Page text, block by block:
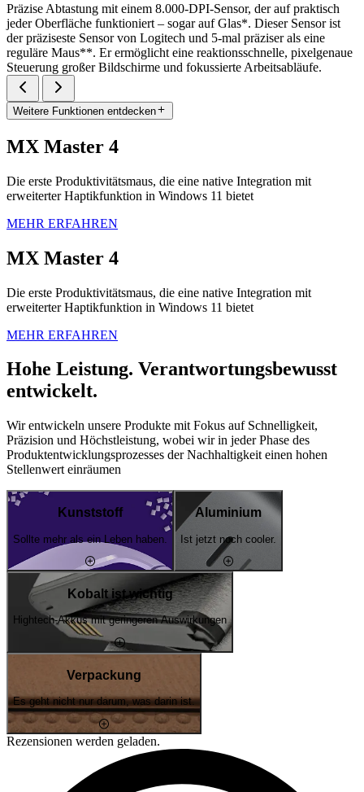
Präzise Abtastung mit einem 8.000-DPI-Sensor, der auf praktisch
jeder Oberfläche funktioniert – sogar auf Glas*. Dieser Sensor ist
der präziseste Sensor von Logitech und 5-mal präziser als eine
reguläre Maus**. Er ermöglicht eine reaktionsschnelle, pixelgenaue
Steuerung großer Bildschirme und fokussierte Arbeitsabläufe.
Weitere Funktionen entdecken
MX Master 4
Die erste Produktivitätsmaus, die eine native Integration mit
erweiterter Haptikfunktion in Windows 11 bietet
MEHR ERFAHREN
MX Master 4
Die erste Produktivitätsmaus, die eine native Integration mit
erweiterter Haptikfunktion in Windows 11 bietet
MEHR ERFAHREN
Hohe Leistung. Verantwortungsbewusst
entwickelt.
Wir entwickeln unsere Produkte mit Fokus auf Schnelligkeit,
Präzision und Höchstleistung, wobei wir in jeder Phase des
Produktentwicklungsprozesses der Nachhaltigkeit einen hohen
Stellenwert einräumen
Kunststoff
Sollte mehr als ein Leben haben.
Aluminium
Ist jetzt noch cooler.
Kobalt ist wichtig
Hightech-Akkus mit geringeren Auswirkungen
Verpackung
Es geht nicht nur darum, was darin ist.
Rezensionen werden geladen.